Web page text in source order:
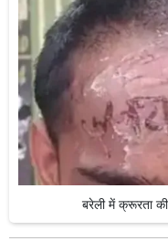
बरेली में क्रूरता की